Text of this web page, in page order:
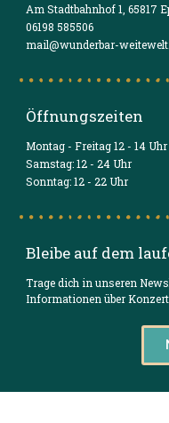
Am Stadtbahnhof 1, 65817
06198 585506
mail@wunderbar-
Öffnungszeiten
Montag - Freitag 12 - 14 Uhr
Samstag: 12 - 24 Uhr
Sonntag: 12 - 22 Uhr
Bleibe auf dem
Trage dich in unseren
Informationen über